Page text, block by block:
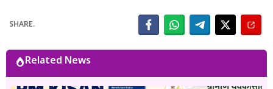
आणि संबंधित अधिकृत स्रोतांचा संदर्भ घेऊन माहितीची पडताळणी केली जाते.
वाचकांना अर्ज प्रक्रिया, पात्रता, आवश्यक कागदपत्रे, लाभ, अंतिम मुदत आणि
युवक आणि सर्वसामान्य नागरिकांपर्यंत विश्वासार्ह, अद्ययावत आणि उपयुक्त माहिती
पोहोचवणे हा आहे. प्रकाशित माहिती वेळोवेळी अद्ययावत ठेवण्याचा प्रयत्न केला
SHARE.
Related News